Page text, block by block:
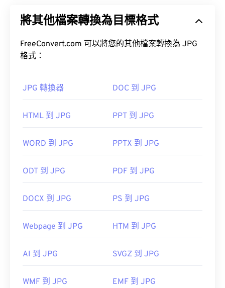
如何開啟 RAF 檔案？
開啟 RAF 檔案的預設程式是MyFinePix Studio，這
是一款隨新富士數位相機附贈的軟體，也可以從
Adobe Photoshop Lightroom
在Microsoft Windows系統上，開啟RAF檔案的付費
Apple Aperture
首次發布：2004
廣泛使用，是因為它具有極高的壓縮率。因此，JPG
上使用。
WebP，WebP 是一種更新、更易壓縮的檔案格式。
如何開啟 JPG 檔案檔案？
JPG 檔案。通常情況下，只需雙擊 JPG 文件，即可
啟。若要選擇特定應用程式開啟文件，請右鍵單擊並
選擇“開啟方式”進行選擇。
Microsoft 應用程式（例如 Microsoft Photos）和
將其他檔案轉換為目標格式
FreeConvert.com 可以將您的其他檔案轉換為 JPG
格式：
JPG 轉換器 DOC 到 JPG
HTML 到 JPG PPT 到 JPG
WORD 到 JPG PPTX 到 JPG
ODT 到 JPG PDF 到 JPG
DOCX 到 JPG PS 到 JPG
Webpage 到 JPG HTM 到 JPG
AI 到 JPG SVGZ 到 JPG
WMF 到 JPG EMF 到 JPG